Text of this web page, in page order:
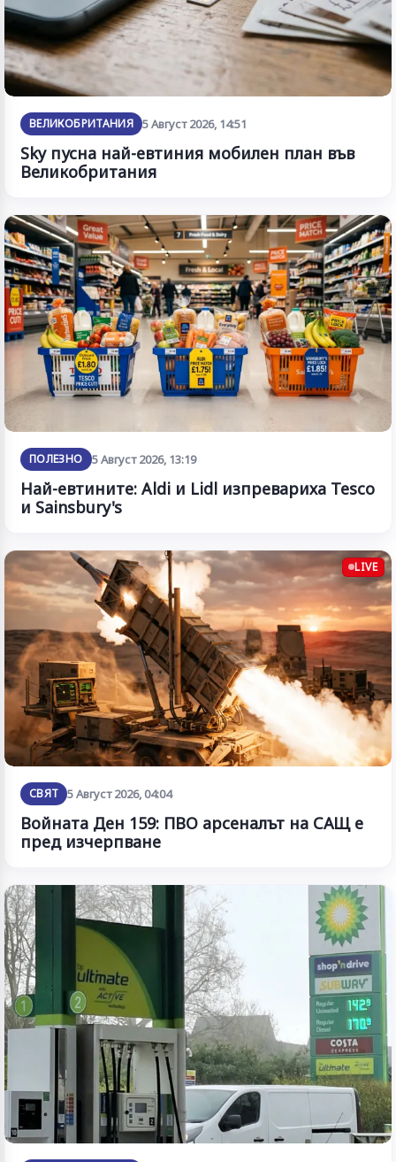
ВЕЛИКОБРИТАНИЯ 5 Август 2026, 14:51
Sky пусна най-евтиния мобилен план във
Великобритания
ПОЛЕЗНО 5 Август 2026, 13:19
Най-евтините: Aldi и Lidl изпревариха Tesco
и Sainsbury's
LIVE
СВЯТ 5 Август 2026, 04:04
Войната Ден 159: ПВО арсеналът на САЩ е
пред изчерпване